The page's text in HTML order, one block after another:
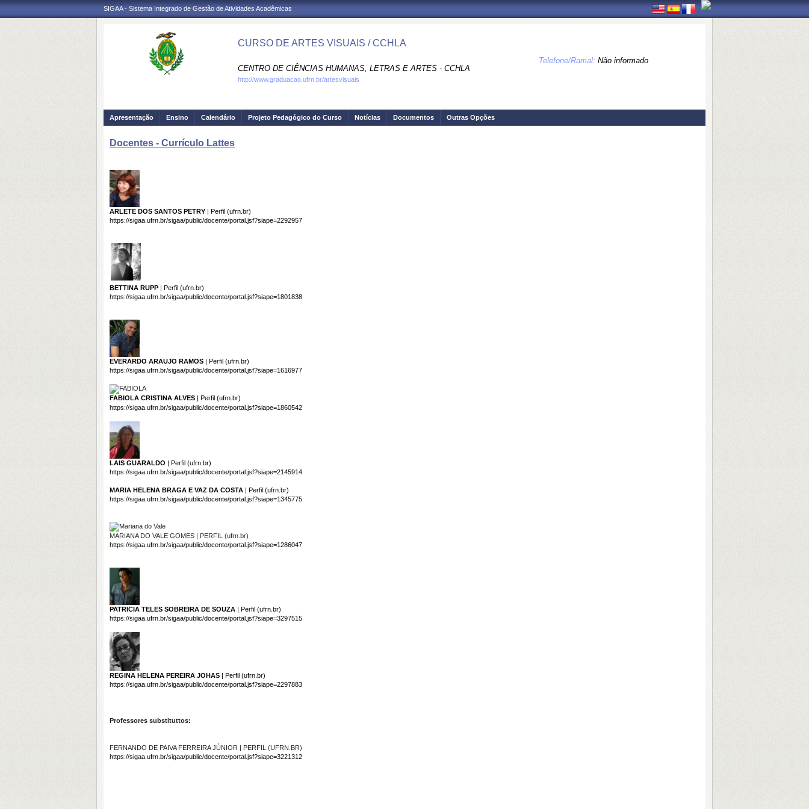
SIGAA - Sistema Integrado de Gestão de Atividades Acadêmicas
CURSO DE ARTES VISUAIS / CCHLA
CENTRO DE CIÊNCIAS HUMANAS, LETRAS E ARTES - CCHLA
Telefone/Ramal: Não informado
http://www.graduacao.ufrn.br/artesvisuais
Apresentação Ensino Calendário Projeto Pedagógico do Curso Notícias Documentos Outras Opções
Docentes - Currículo Lattes
ARLETE DOS SANTOS PETRY | Perfil (ufrn.br)
https://sigaa.ufrn.br/sigaa/public/docente/portal.jsf?siape=2292957
BETTINA RUPP | Perfil (ufrn.br)
https://sigaa.ufrn.br/sigaa/public/docente/portal.jsf?siape=1801838
EVERARDO ARAUJO RAMOS | Perfil (ufrn.br)
https://sigaa.ufrn.br/sigaa/public/docente/portal.jsf?siape=1616977
FABIOLA CRISTINA ALVES | Perfil (ufrn.br)
https://sigaa.ufrn.br/sigaa/public/docente/portal.jsf?siape=1860542
LAIS GUARALDO | Perfil (ufrn.br)
https://sigaa.ufrn.br/sigaa/public/docente/portal.jsf?siape=2145914
MARIA HELENA BRAGA E VAZ DA COSTA | Perfil (ufrn.br)
https://sigaa.ufrn.br/sigaa/public/docente/portal.jsf?siape=1345775
MARIANA DO VALE GOMES | PERFIL (ufrn.br)
https://sigaa.ufrn.br/sigaa/public/docente/portal.jsf?siape=1286047
PATRICIA TELES SOBREIRA DE SOUZA | Perfil (ufrn.br)
https://sigaa.ufrn.br/sigaa/public/docente/portal.jsf?siape=3297515
REGINA HELENA PEREIRA JOHAS | Perfil (ufrn.br)
https://sigaa.ufrn.br/sigaa/public/docente/portal.jsf?siape=2297883
Professores substituttos:
FERNANDO DE PAIVA FERREIRA JÚNIOR | PERFIL (UFRN.BR)
https://sigaa.ufrn.br/sigaa/public/docente/portal.jsf?siape=3221312